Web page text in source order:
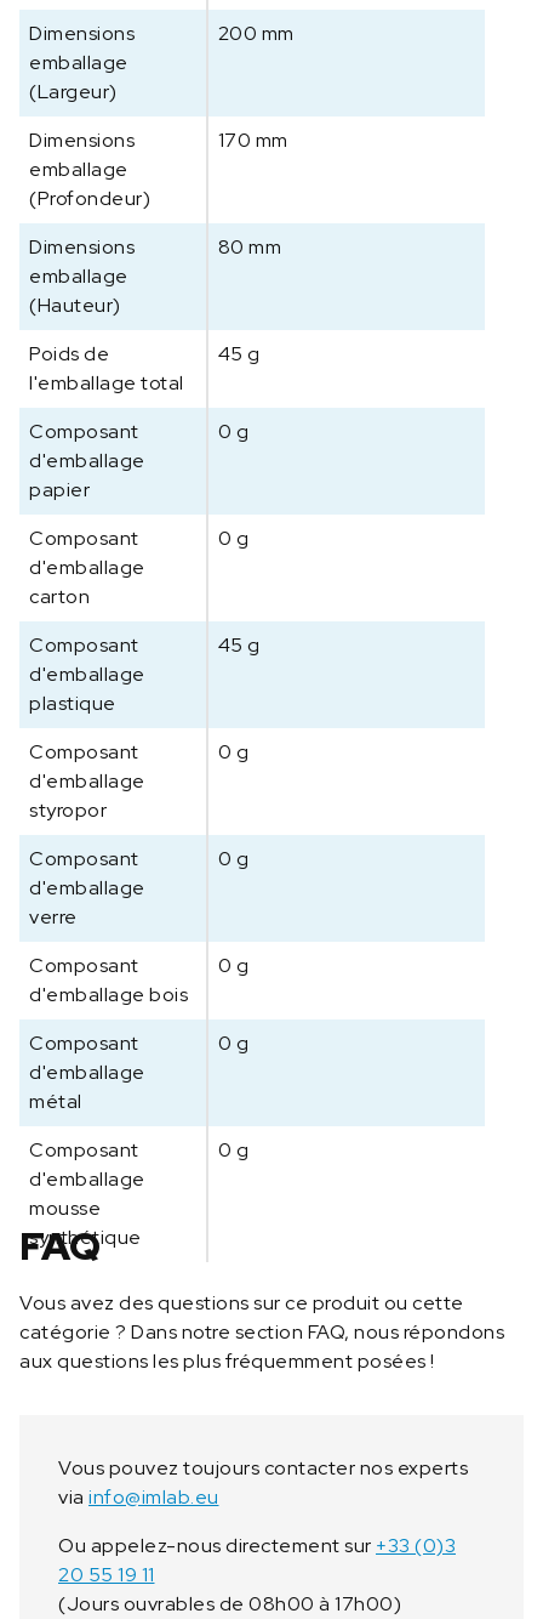
n
s
p
a
r
e
n
t
e
P
J
-
A
5
Dimensions
emballage
(Largeur)
200 mm
Dimensions
emballage
(Profondeur)
170 mm
Dimensions
emballage
(Hauteur)
80 mm
Poids de
l'emballage total
45 g
Composant
d'emballage
papier
0 g
Composant
d'emballage
carton
0 g
Composant
d'emballage
plastique
45 g
Composant
d'emballage
styropor
0 g
Composant
d'emballage
verre
0 g
Composant
d'emballage bois
0 g
Composant
d'emballage
métal
0 g
Composant
d'emballage
mousse
synthétique
0 g
FAQ
Vous avez des questions sur ce produit ou cette
catégorie ? Dans notre section FAQ, nous répondons
aux questions les plus fréquemment posées !
Vous pouvez toujours contacter nos experts
via info@imlab.eu
Ou appelez-nous directement sur +33 (0)3
20 55 19 11
(Jours ouvrables de 08h00 à 17h00)